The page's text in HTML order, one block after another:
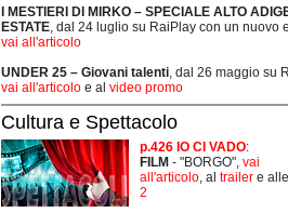
I MESTIERI DI MIRKO – SPECIALE ALTO
ESTATE , dal 24 luglio su RaiPlay con un nuovo
vai all'articolo
UNDER 25 – Giovani talenti , dal 26 maggio su
vai all'articolo e al video promo
Cultura e Spettacolo
p.426 IO CI VADO:
FILM - "BORGO", vai
all'articolo , al trailer e alle
2